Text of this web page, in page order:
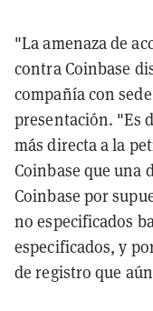
"La amenaza de
contra Coinbase
compañía con
presentación. "Es
más directa a la
Coinbase que una
Coinbase por
no especificados
especificados, y
de registro que